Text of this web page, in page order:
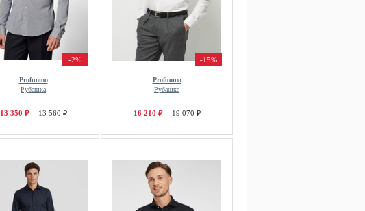
-2%
Profuomo
Рубашка
13 350 ₽ 13 560 ₽
-15%
Profuomo
Рубашка
16 210 ₽ 19 070 ₽